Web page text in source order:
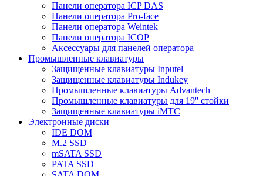
Панели оператора ICP DAS
Панели оператора Pro-face
Панели оператора Weintek
Панели оператора ICOP
Аксессуары для панелей оператора
Промышленные клавиатуры
Защищенные клавиатуры Inputel
Защищенные клавиатуры Indukey
Промышленные клавиатуры Advantech
Промышленные клавиатуры для 19'' стойки
Защищенные клавиатуры iMTC
Электронные диски
IDE DOM
M.2 SSD
mSATA SSD
PATA SSD